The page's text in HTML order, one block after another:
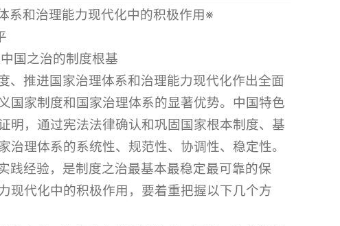
系和治理能力现代化中的积极作用※
国之治的制度根基
、推进国家治理体系和治理能力现代化作出全面
国家制度和国家治理体系的显著优势。中国特色
明，通过宪法法律确认和巩固国家根本制度、基
理体系的系统性、规范性、协调性、稳定性。
践经验，是制度之治最基本最稳定最可靠的保
现代化中的积极作用，要着重把握以下几个方